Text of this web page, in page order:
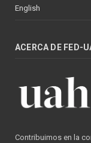
English
ACERCA DE FED-
Contribuimos en la